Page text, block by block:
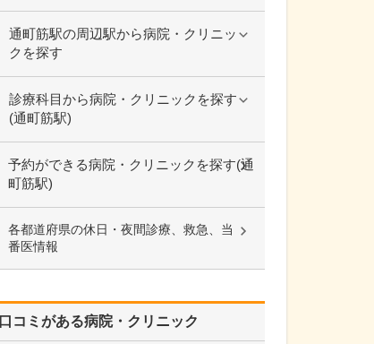
通町筋駅の周辺駅から病院・クリニッ
クを探す
診療科目から病院・クリニックを探す
(通町筋駅)
予約ができる病院・クリニックを探す(通
町筋駅)
各都道府県の休日・夜間診療、救急、当
番医情報
口コミがある病院・クリニック